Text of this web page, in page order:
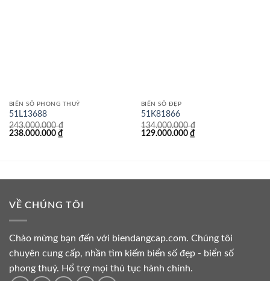
BIỂN SỐ PHONG THUỶ
51L13688
243.000.000₫
Giá
238.000.000 ₫Giá
hiện
BIỂN SỐ ĐẸP
51K81866
134.000.000₫
Giá
129.000.000 ₫Giá
hiện
VỀ CHÚNG TÔI
Chào mừng bạn đến với biendangcap.com. Chúng tôi
chuyên cung cấp, nhần tìm kiếm biển số đẹp - biển số
phong thuỷ. Hổ trợ mọi thủ tục hành chính.